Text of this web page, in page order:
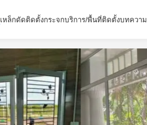
เหล็กดัดติดตั้งกระจกบริการ/พื้นที่ติดตั้งบทความ